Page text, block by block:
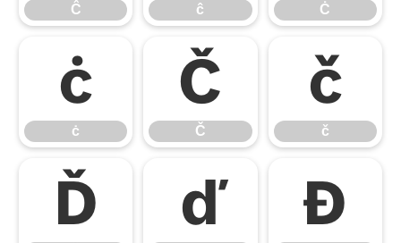
Ĉ ĉ Ċ
ċ
ċ
Č
Č
č
č
Ď ď Đ